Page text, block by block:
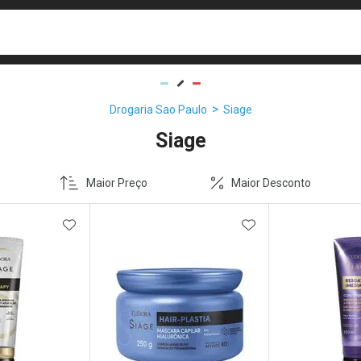
Drogaria Sao Paulo Siage
Siage
Maior Preço Maior Desconto
ADICIONAR AOS FAVORITOSADICIONAR AOS